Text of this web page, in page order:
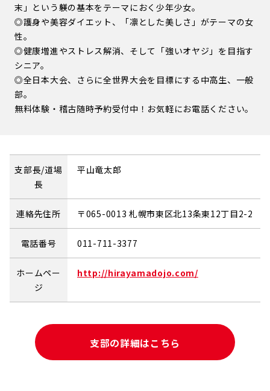
末」という躾の基本をテーマにおく少年少女。
◎護身や美容ダイエット、「凛とした美しさ」がテーマの女
性。
◎健康増進やストレス解消、そして「強いオヤジ」を目指す
シニア。
◎全日本大会、さらに全世界大会を目標にする中高生、一般
部。
無料体験・稽古随時予約受付中！お気軽にお電話ください。
支部長/道場
長
平山竜太郎
連絡先住所 〒065-0013 札幌市東区北13条東12丁目2-2
電話番号 011-711-3377
ホームペー
ジ
http://hirayamadojo.com/
支部の詳細はこちら